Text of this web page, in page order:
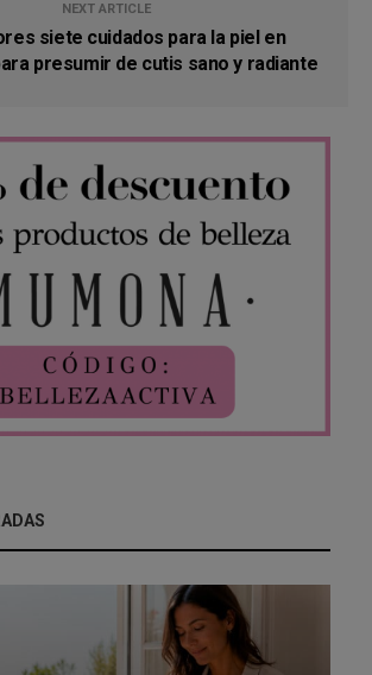
NEXT ARTICLE
siete cuidados para la piel en
presumir de cutis sano y radiante